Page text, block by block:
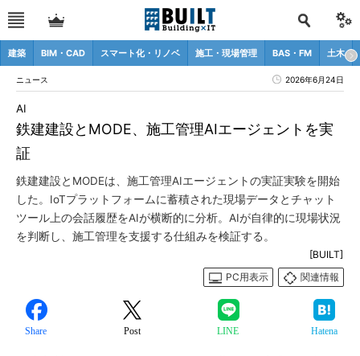
建築 BIM・CAD スマート化・リノベ 施工・現場管理 BAS・FM 土木
ニュース 2026年6月24日
鉄建建設とMODE、施工管理AIエージェントを実
証
AI
鉄建建設とMODEは、施工管理AIエージェントの実証実験を開始
した。IoTプラットフォームに蓄積された現場データとチャット
ツール上の会話履歴をAIが横断的に分析。AIが自律的に現場状況
を判断し、施工管理を支援する仕組みを検証する。
[BUILT]
PC用表示
関連情報
Share Post LINE Hatena